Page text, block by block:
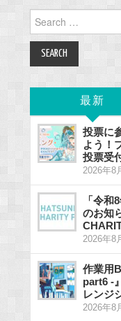
for:
最新
投票に
よう！
投票受
2026年8
「令
のお知
2026年8
作業用
part6 -
レンジ
2026年8